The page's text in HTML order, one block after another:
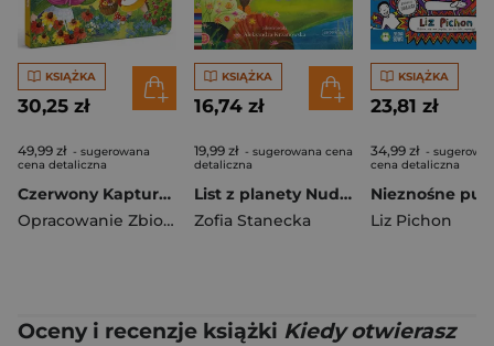
KSIĄŻKA
30,25 zł
49,99 zł - sugerowana
cena detaliczna
Czerwony Kapturek
Opracowanie Zbiorowe
KSIĄŻKA
16,74 zł
19,99 zł - sugerowana cena
detaliczna
List z planety Nuda. Czytam sobie. Poziom 1
Zofia Stanecka
KSIĄŻKA
23,81 zł
34,99 zł -
cena detaliczna
Liz Pichon
Oceny i recenzje książki Kiedy otwierasz